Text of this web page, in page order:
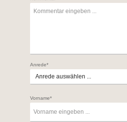
Anrede*
Vorname*